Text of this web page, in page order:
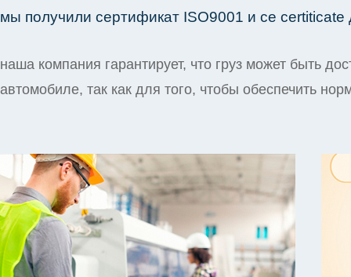
мы получили сертификат ISO9001 и се
наша компания гарантирует, что груз может быть
автомобиле, так как для того, чтобы обеспечить